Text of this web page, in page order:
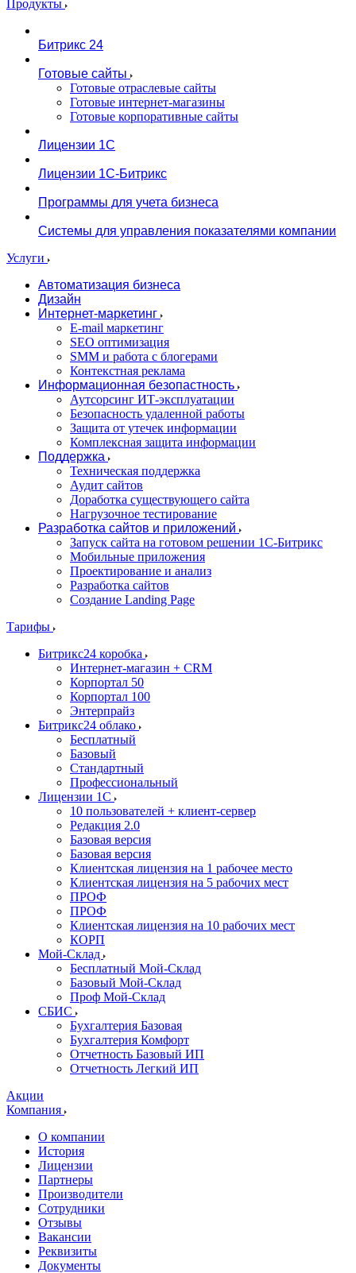
Продукты
Битрикс 24
Готовые сайты
Готовые отраслевые сайты
Готовые интернет-магазины
Готовые корпоративные сайты
Лицензии 1С
Лицензии 1С-Битрикс
Программы для учета бизнеса
Системы для управления показателями компании
Услуги
Автоматизация бизнеса
Дизайн
Интернет-маркетинг
E-mail маркетинг
SEO оптимизация
SMM и работа с блогерами
Контекстная реклама
Информационная безопастность
Аутсорсинг ИТ-эксплуатации
Безопасность удаленной работы
Защита от утечек информации
Комплексная защита информации
Поддержка
Техническая поддержка
Аудит сайтов
Доработка существующего сайта
Нагрузочное тестирование
Разработка сайтов и приложений
Запуск сайта на готовом решении 1С-Битрикс
Мобильные приложения
Проектирование и анализ
Разработка сайтов
Создание Landing Page
Тарифы
Битрикс24 коробка
Интернет-магазин + CRM
Корпортал 50
Корпортал 100
Энтерпрайз
Битрикс24 облако
Бесплатный
Базовый
Стандартный
Профессиональный
Лицензии 1С
10 пользователей + клиент-сервер
Редакция 2.0
Базовая версия
Базовая версия
Клиентская лицензия на 1 рабочее место
Клиентская лицензия на 5 рабочих мест
ПРОФ
ПРОФ
Клиентская лицензия на 10 рабочих мест
КОРП
Мой-Склад
Бесплатный Мой-Склад
Базовый Мой-Склад
Проф Мой-Склад
СБИС
Бухгалтерия Базовая
Бухгалтерия Комфорт
Отчетность Базовый ИП
Отчетность Легкий ИП
Акции
Компания
О компании
История
Лицензии
Партнеры
Производители
Сотрудники
Отзывы
Вакансии
Реквизиты
Документы